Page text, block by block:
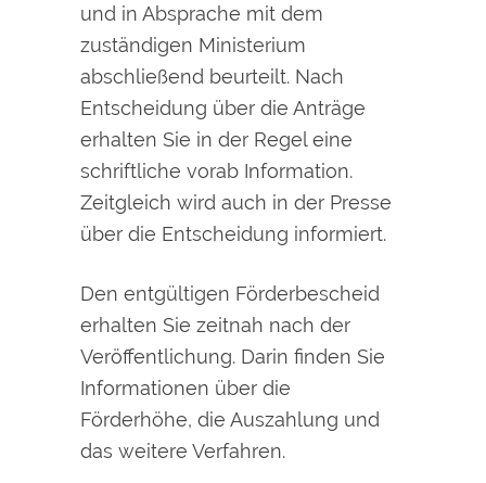
und in Absprache mit dem
zuständigen Ministerium
abschließend beurteilt. Nach
Entscheidung über die Anträge
erhalten Sie in der Regel eine
schriftliche vorab Information.
Zeitgleich wird auch in der Presse
über die Entscheidung informiert.
Den entgültigen Förderbescheid
erhalten Sie zeitnah nach der
Veröffentlichung. Darin finden Sie
Informationen über die
Förderhöhe, die Auszahlung und
das weitere Verfahren.